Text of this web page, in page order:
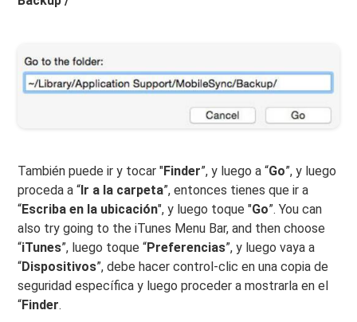
También puede ir y tocar "Finder”, y luego a “Go”, y luego
proceda a “Ir a la carpeta”, entonces tienes que ir a
“Escriba en la ubicación", y luego toque "Go”. You can
also try going to the iTunes Menu Bar, and then choose
“iTunes”, luego toque “Preferencias”, y luego vaya a
“Dispositivos”, debe hacer control-clic en una copia de
seguridad específica y luego proceder a mostrarla en el
“Finder.